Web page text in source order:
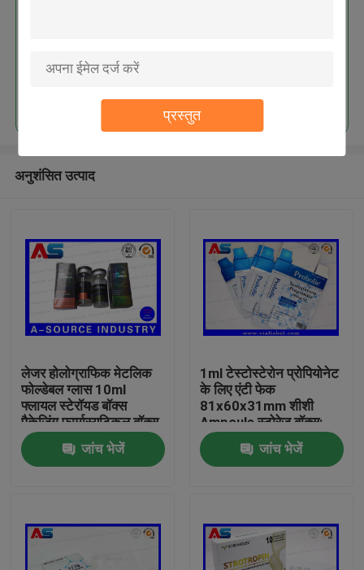
प्रस्तुत
घर
हमारे बारे में
अनुशंसित उत्पाद
लेजर होलोग्राफिक मेटलिक
फोल्डेबल ग्लास 10ml
फ्लायल स्टेरॉयड बॉक्स
पैकेजिंग फार्मास्यूटिकल बॉक्स
लेबल
जांच भेजें
1ml टेस्टोस्टेरोन प्रोपियोनेट
के लिए एंटी फेक
81x60x31mm शीशी
Ampoule स्टोरेज बॉक्स:
जांच भेजें